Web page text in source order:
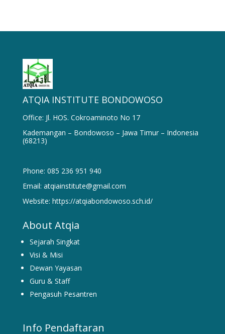
ATQIA INSTITUTE BONDOWOSO
Office: Jl. HOS. Cokroaminoto No 17
Kademangan – Bondowoso – Jawa Timur – Indonesia
(68213)
Phone: 085 236 951 940
Email: atqiainstitute@gmail.com
Website: https://atqiabondowoso.sch.id/
About Atqia
Sejarah Singkat
Visi & Misi
Dewan Yayasan
Guru & Staff
Pengasuh Pesantren
Info Pendaftaran